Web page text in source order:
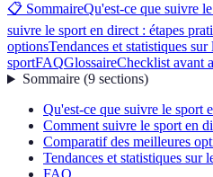
📋 SommaireQu'est-ce que suivre
suivre le sport en direct : étapes
optionsTendances et statistiques
sportFAQGlossaireChecklist avant
Sommaire(9 sections)
Qu'est-ce que suivre le sport
Comment suivre le sport en
Comparatif des meilleures
Tendances et statistiques sur